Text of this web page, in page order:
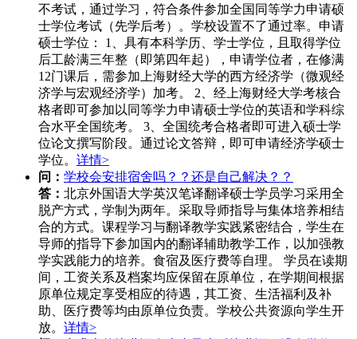
不考试，通过学习，符合条件参加全国同等学力申请硕
士学位考试（先学后考）。学校设置不了通过率。申请
硕士学位： 1、具有本科学历、学士学位，且取得学位
后工龄满三年整（即第四年起），申请学位者，在修满
12门课后，需参加上海财经大学的西方经济学（微观经
济学与宏观经济学）加考。 2、经上海财经大学考核合
格者即可参加以同等学力申请硕士学位的英语和学科综
合水平全国统考。 3、全国统考合格者即可进入硕士学
位论文撰写阶段。通过论文答辩，即可申请经济学硕士
学位。 详情>
问： 学校会安排宿舍吗？？还是自己解决？？
答： 北京外国语大学英汉笔译翻译硕士学员学习采用全
脱产方式，学制为两年。采取导师指导与集体培养相结
合的方式。课程学习与翻译教学实践紧密结合，学生在
导师的指导下参加国内的翻译辅助教学工作，以加强教
学实践能力的培养。食宿及医疗费等自理。 学员在读期
间，工资关系及档案均应保留在原单位，在学期间根据
原单位规定享受相应的待遇，其工资、生活福利及补
助、医疗费等均由原单位负责。学校公共资源向学生开
放。 详情>